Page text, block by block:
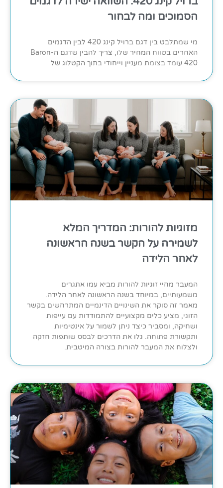
הסמוכים ומה לבחור
מי שמתלבט בין דגם ברויל קינג 420 לבין הדגמים
האחרים בטווח המחיר שלו, צריך להבין שדגם ה-Baron
420 עומד בצומת מעניין וייחודי בתוך הקטלוג של
מזוגיות להורות: המדריך המלא
לשמירה על הקשר בשנה הראשונה
לאחר הלידה
המעבר מחיי זוגיות להורות מביא עמו אתגרים
משמעותיים, במיוחד בשנה הראשונה לאחר הלידה.
מאמר זה סוקר את השינויים הדינמיים המתרחשים בקשר
הזוגי, מציע כלים מקצועיים להתמודדות עם עייפות
ושחיקה, ומסביר כיצד ניתן לשמור על אינטימיות
ותקשורת פתוחה. גלו את הדרכים לבסס שותפות חזקה
ולצלוח את המעבר להורות בצורה המיטבית.